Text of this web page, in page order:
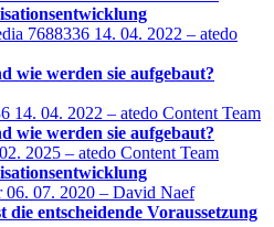
14. 04. 2022 – atedo
wie werden sie aufgebaut?
14. 04. 2022 – atedo Content Team
wie werden sie aufgebaut?
2025 – atedo Content Team
06. 07. 2020 – David Naef
entscheidende Voraussetzung